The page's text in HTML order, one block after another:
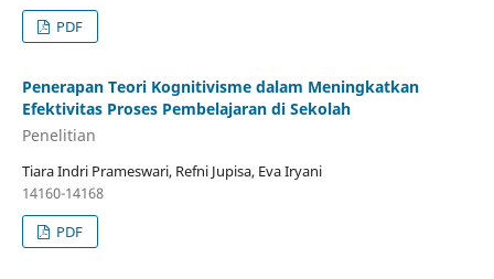
PDF
Penerapan Teori Kognitivisme dalam Meningkatkan
Efektivitas Proses Pembelajaran di Sekolah
Penelitian
Tiara Indri Prameswari, Refni Jupisa, Eva Iryani
14160-14168
PDF